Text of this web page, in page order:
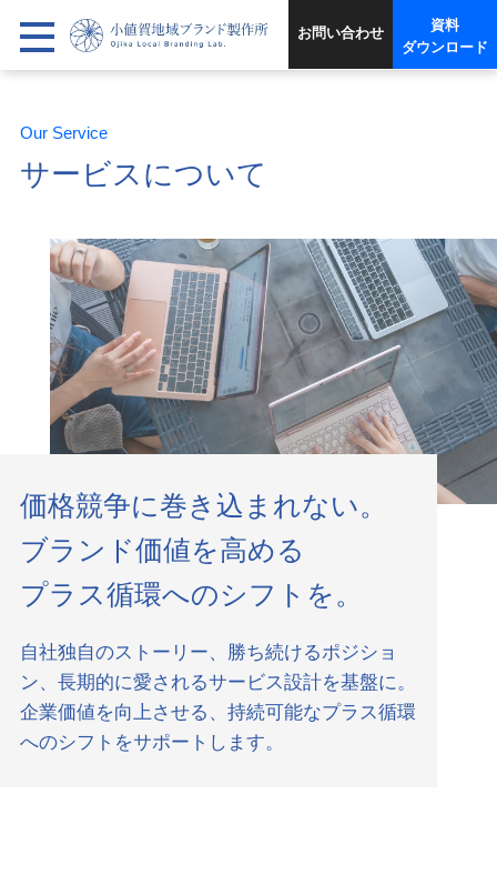
お問い合わせ
資料
ダウンロード
Our Service
サービスについて
価格競争に巻き込まれない。
ブランド価値を高める
プラス循環へのシフトを。
自社独自のストーリー、勝ち続けるポジショ
ン、長期的に愛されるサービス設計を基盤に。
企業価値を向上させる、持続可能なプラス循環
へのシフトをサポートします。